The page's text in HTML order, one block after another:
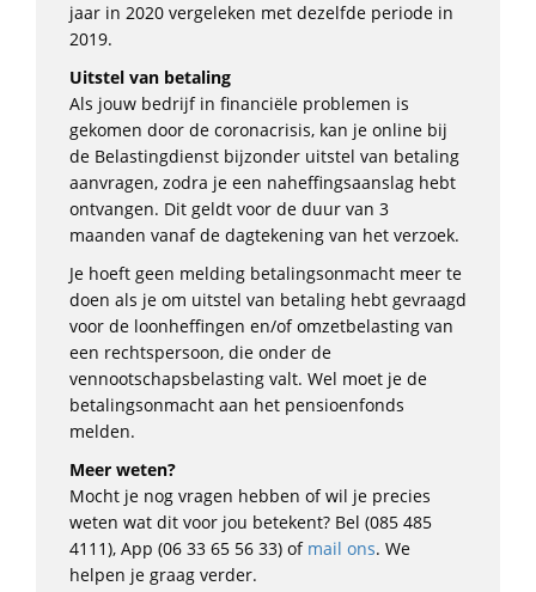
jaar in 2020 vergeleken met dezelfde periode in
2019.
Uitstel van betaling
Als jouw bedrijf in financiële problemen is
gekomen door de coronacrisis, kan je online bij
de Belastingdienst bijzonder uitstel van betaling
aanvragen, zodra je een naheffingsaanslag hebt
ontvangen. Dit geldt voor de duur van 3
maanden vanaf de dagtekening van het verzoek.
Je hoeft geen melding betalingsonmacht meer te
doen als je om uitstel van betaling hebt gevraagd
voor de loonheffingen en/of omzetbelasting van
een rechtspersoon, die onder de
vennootschapsbelasting valt. Wel moet je de
betalingsonmacht aan het pensioenfonds
melden.
Meer weten?
Mocht je nog vragen hebben of wil je precies
weten wat dit voor jou betekent? Bel (085 485
4111), App (06 33 65 56 33) of mail ons. We
helpen je graag verder.